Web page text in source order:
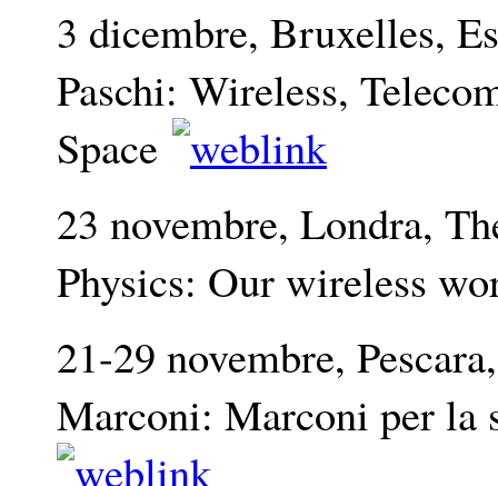
3 dicembre, Bruxelles,
Paschi: Wireless,
Space
23 novembre, Londra,
Physics: Our wireless
21-29 novembre,
Marconi: Marconi per la